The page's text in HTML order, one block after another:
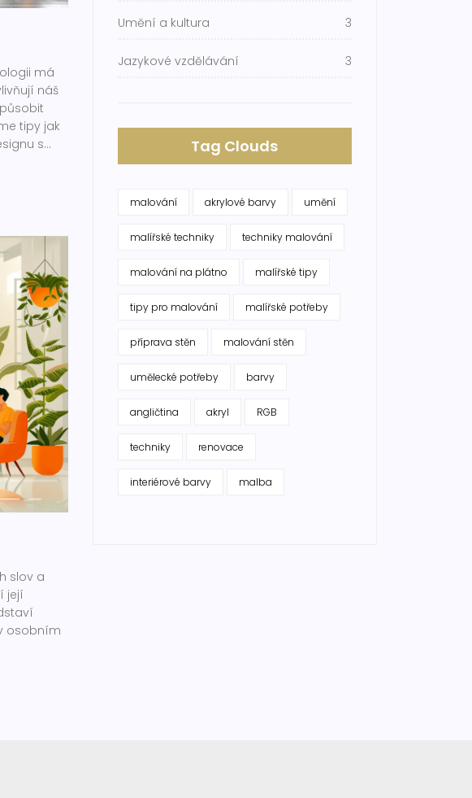
má
náš
tipy jak
s
slov a
její
osobním
Umění a kultura 3
Jazykové vzdělávání 3
Tag Clouds
malování akrylové barvy umění
malířské techniky techniky malování
malování na plátno malířské tipy
tipy pro malování malířské potřeby
příprava stěn malování stěn
umělecké potřeby barvy
angličtina akryl RGB
techniky renovace
interiérové barvy malba